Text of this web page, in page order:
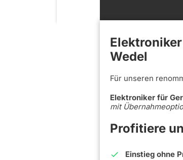
Wedel
Für unseren
Elektroniker für
mit
Profitiere
Einstieg ohne